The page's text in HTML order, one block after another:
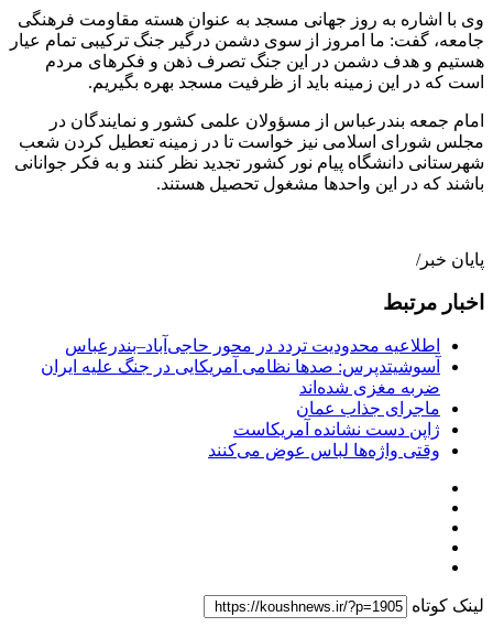
وی با اشاره به روز جهانی مسجد به عنوان هسته مقاومت فرهنگی
جامعه، گفت: ما امروز از سوی دشمن درگیر جنگ ترکیبی تمام عیار
هستیم و هدف دشمن در این جنگ تصرف ذهن و فکرهای مردم
است که در این زمینه باید از ظرفیت مسجد بهره بگیریم.
امام جمعه بندرعباس از مسؤولان علمی کشور و نمایندگان در
مجلس شورای اسلامی نیز خواست تا در زمینه تعطیل کردن شعب
شهرستانی دانشگاه پیام نور کشور تجدید نظر کنند و به فکر جوانانی
باشند که در این واحدها مشغول تحصیل هستند.
پایان خبر/
اخبار مرتبط
اطلاعیه محدودیت تردد در محور حاجی‌آباد–بندرعباس
آسوشیتدپرس: صدها نظامی آمریکایی در جنگ علیه ایران
ضربه مغزی شده‌اند
ماجرای جذاب عمان
ژاپن دست نشانده آمریکاست
وقتی واژه‌ها لباس عوض می‌کنند
لینک کوتاه